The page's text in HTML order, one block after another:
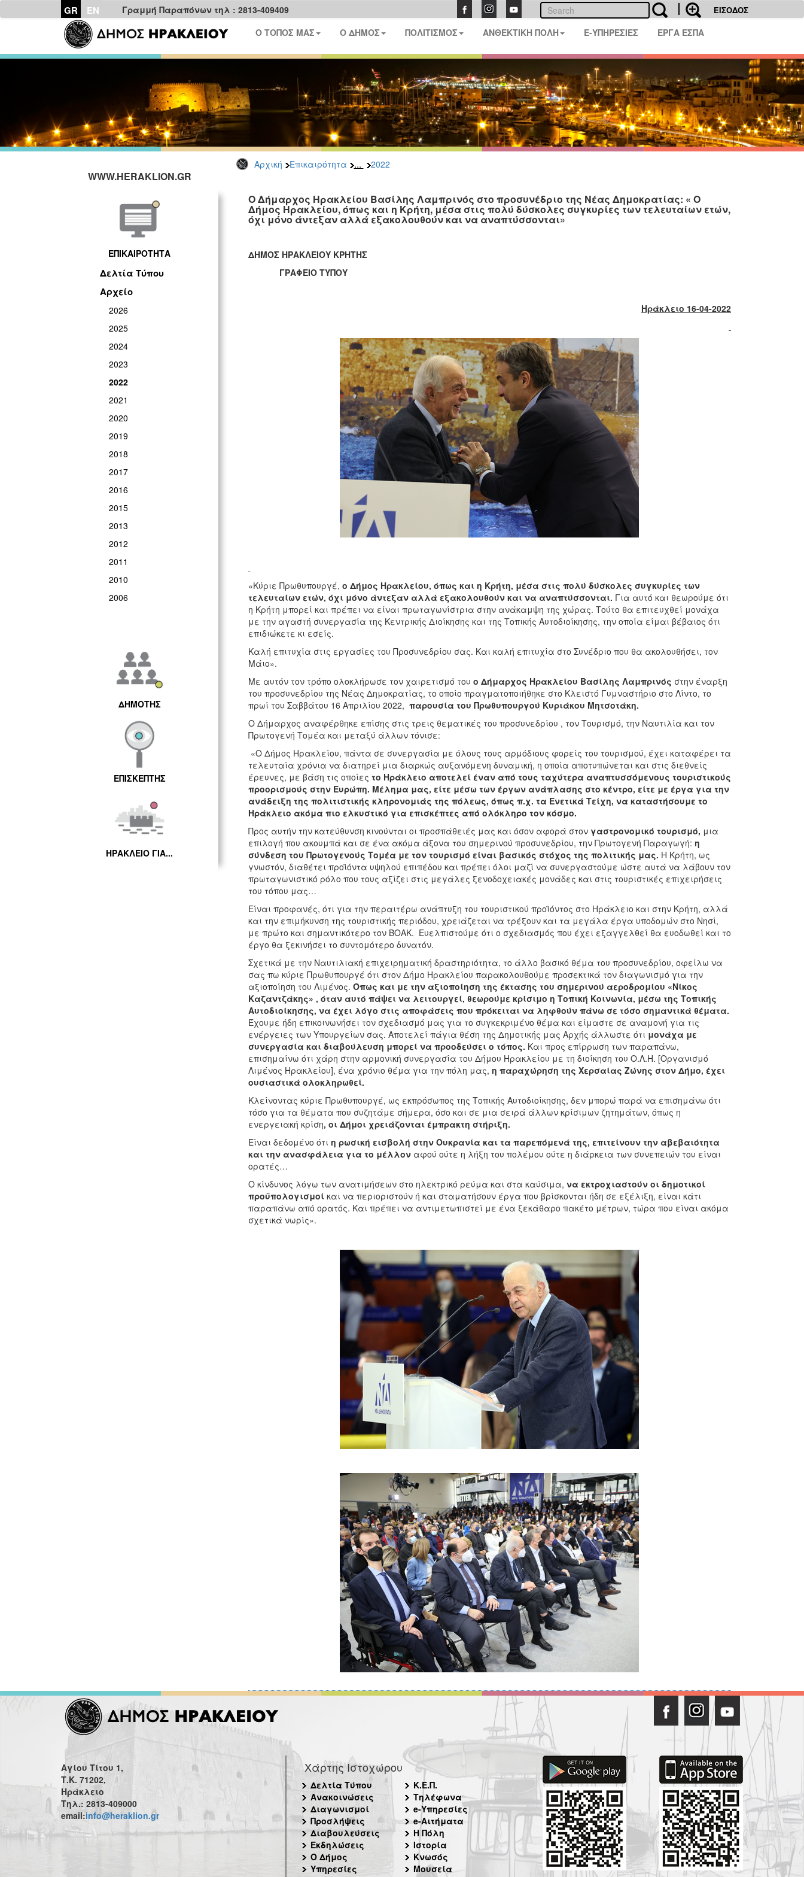
GR EN Γραμμή Παραπόνων τηλ : 2813-409409 ΕΙΣΟΔΟΣ
Ο ΤΟΠΟΣ ΜΑΣ Ο ΔΗΜΟΣ ΠΟΛΙΤΙΣΜΟΣ ΑΝΘΕΚΤΙΚΗ ΠΟΛΗ E-ΥΠΗΡΕΣΙΕΣ ΕΡΓΑ ΕΣΠΑ
Αρχική Επικαιρότητα ... 2022
WWW.HERAKLION.GR
ΕΠΙΚΑΙΡΟΤΗΤΑ
Δελτία Τύπου
Αρχείο
2026
2025
2024
2023
2022
2021
2020
2019
2018
2017
2016
2015
2013
2012
2011
2010
2006
ΔΗΜΟΤΗΣ
ΕΠΙΣΚΕΠΤΗΣ
ΗΡΑΚΛΕΙΟ ΓΙΑ...
Ο Δήμαρχος Ηρακλείου Βασίλης Λαμπρινός στο προσυνέδριο της Νέας Δημοκρατίας: « Ο
Δήμος Ηρακλείου, όπως και η Κρήτη, μέσα στις πολύ δύσκολες συγκυρίες των τελευταίων ετών,
όχι μόνο άντεξαν αλλά εξακολουθούν και να αναπτύσσονται»
ΔΗΜΟΣ ΗΡΑΚΛΕΙΟΥ ΚΡΗΤΗΣ
ΓΡΑΦΕΙΟ ΤΥΠΟΥ
Ηράκλειο 16-04-2022
«Κύριε Πρωθυπουργέ, ο Δήμος Ηρακλείου, όπως και η Κρήτη, μέσα στις πολύ δύσκολες συγκυρίες των
τελευταίων ετών, όχι μόνο άντεξαν αλλά εξακολουθούν και να αναπτύσσονται. Για αυτό και θεωρούμε ότι
η Κρήτη μπορεί και πρέπει να είναι πρωταγωνίστρια στην ανάκαμψη της χώρας. Τούτο θα επιτευχθεί μονάχα
με την αγαστή συνεργασία της Κεντρικής Διοίκησης και της Τοπικής Αυτοδιοίκησης, την οποία είμαι βέβαιος ότι
επιδιώκετε κι εσείς.
Καλή επιτυχία στις εργασίες του Προσυνεδρίου σας. Και καλή επιτυχία στο Συνέδριο που θα ακολουθήσει, τον
Μάιο».
Με αυτόν τον τρόπο ολοκλήρωσε τον χαιρετισμό του ο Δήμαρχος Ηρακλείου Βασίλης Λαμπρινός στην έναρξη
του προσυνεδρίου της Νέας Δημοκρατίας, το οποίο πραγματοποιήθηκε στο Κλειστό Γυμναστήριο στο Λίντο, το
πρωί του Σαββάτου 16 Απριλίου 2022, παρουσία του Πρωθυπουργού Κυριάκου Μητσοτάκη.
Ο Δήμαρχος αναφέρθηκε επίσης στις τρεις θεματικές του προσυνεδρίου , τον Τουρισμό, την Ναυτιλία και τον
Πρωτογενή Τομέα και μεταξύ άλλων τόνισε:
«Ο Δήμος Ηρακλείου, πάντα σε συνεργασία με όλους τους αρμόδιους φορείς του τουρισμού, έχει καταφέρει τα
τελευταία χρόνια να διατηρεί μια διαρκώς αυξανόμενη δυναμική, η οποία αποτυπώνεται και στις διεθνείς
έρευνες, με βάση τις οποίες το Ηράκλειο αποτελεί έναν από τους ταχύτερα αναπτυσσόμενους τουριστικούς
προορισμούς στην Ευρώπη. Μέλημα μας, είτε μέσω των έργων ανάπλασης στο κέντρο, είτε με έργα για την
ανάδειξη της πολιτιστικής κληρονομιάς της πόλεως, όπως π.χ. τα Ενετικά Τείχη, να καταστήσουμε το
Ηράκλειο ακόμα πιο ελκυστικό για επισκέπτες από ολόκληρο τον κόσμο.
Προς αυτήν την κατεύθυνση κινούνται οι προσπάθειές μας και όσον αφορά στον γαστρονομικό τουρισμό, μια
επιλογή που ακουμπά και σε ένα ακόμα άξονα του σημερινού προσυνεδρίου, την Πρωτογενή Παραγωγή: η
σύνδεση του Πρωτογενούς Τομέα με τον τουρισμό είναι βασικός στόχος της πολιτικής μας. Η Κρήτη, ως
γνωστόν, διαθέτει προϊόντα υψηλού επιπέδου και πρέπει όλοι μαζί να συνεργαστούμε ώστε αυτά να λάβουν τον
πρωταγωνιστικό ρόλο που τους αξίζει στις μεγάλες ξενοδοχειακές μονάδες και στις τουριστικές επιχειρήσεις
του τόπου μας…
Είναι προφανές, ότι για την περαιτέρω ανάπτυξη του τουριστικού προϊόντος στο Ηράκλειο και στην Κρήτη, αλλά
και την επιμήκυνση της τουριστικής περιόδου, χρειάζεται να τρέξουν και τα μεγάλα έργα υποδομών στο Νησί,
με πρώτο και σημαντικότερο τον ΒΟΑΚ. Ευελπιστούμε ότι ο σχεδιασμός που έχει εξαγγελθεί θα ευοδωθεί και το
έργο θα ξεκινήσει το συντομότερο δυνατόν.
Σχετικά με την Ναυτιλιακή επιχειρηματική δραστηριότητα, το άλλο βασικό θέμα του προσυνεδρίου, οφείλω να
σας πω κύριε Πρωθυπουργέ ότι στον Δήμο Ηρακλείου παρακολουθούμε προσεκτικά τον διαγωνισμό για την
αξιοποίηση του Λιμένος. Όπως και με την αξιοποίηση της έκτασης του σημερινού αεροδρομίου «Νίκος
Καζαντζάκης» , όταν αυτό πάψει να λειτουργεί, θεωρούμε κρίσιμο η Τοπική Κοινωνία, μέσω της Τοπικής
Αυτοδιοίκησης, να έχει λόγο στις αποφάσεις που πρόκειται να ληφθούν πάνω σε τόσο σημαντικά θέματα.
Έχουμε ήδη επικοινωνήσει τον σχεδιασμό μας για το συγκεκριμένο θέμα και είμαστε σε αναμονή για τις
ενέργειες των Υπουργείων σας. Αποτελεί πάγια θέση της Δημοτικής μας Αρχής άλλωστε ότι μονάχα με
συνεργασία και διαβούλευση μπορεί να προοδεύσει ο τόπος. Και προς επίρρωση των παραπάνω,
επισημαίνω ότι χάρη στην αρμονική συνεργασία του Δήμου Ηρακλείου με τη διοίκηση του Ο.Λ.Η. [Οργανισμό
Λιμένος Ηρακλείου], ένα χρόνιο θέμα για την πόλη μας, η παραχώρηση της Χερσαίας Ζώνης στον Δήμο, έχει
ουσιαστικά ολοκληρωθεί.
Κλείνοντας κύριε Πρωθυπουργέ, ως εκπρόσωπος της Τοπικής Αυτοδιοίκησης, δεν μπορώ παρά να επισημάνω ότι
τόσο για τα θέματα που συζητάμε σήμερα, όσο και σε μια σειρά άλλων κρίσιμων ζητημάτων, όπως η
ενεργειακή κρίση, οι Δήμοι χρειάζονται έμπρακτη στήριξη.
Είναι δεδομένο ότι η ρωσική εισβολή στην Ουκρανία και τα παρεπόμενά της, επιτείνουν την αβεβαιότητα
και την ανασφάλεια για το μέλλον αφού ούτε η λήξη του πολέμου ούτε η διάρκεια των συνεπειών του είναι
ορατές…
Ο κίνδυνος λόγω των ανατιμήσεων στο ηλεκτρικό ρεύμα και στα καύσιμα, να εκτροχιαστούν οι δημοτικοί
προϋπολογισμοί και να περιοριστούν ή και σταματήσουν έργα που βρίσκονται ήδη σε εξέλιξη, είναι κάτι
παραπάνω από ορατός. Και πρέπει να αντιμετωπιστεί με ένα ξεκάθαρο πακέτο μέτρων, τώρα που είναι ακόμα
σχετικά νωρίς».
Αγίου Τίτου 1,
Τ.Κ. 71202,
Ηράκλειο
Τηλ.: 2813-409000
email:info@heraklion.gr
Χάρτης Ιστοχώρου
Δελτία Τύπου
Ανακοινώσεις
Διαγωνισμοί
Προσλήψεις
Διαβουλεύσεις
Εκδηλώσεις
Ο Δήμος
Υπηρεσίες
Κ.Ε.Π.
Τηλέφωνα
e-Υπηρεσίες
e-Αιτήματα
Η Πόλη
Ιστορία
Κνωσός
Μουσεία